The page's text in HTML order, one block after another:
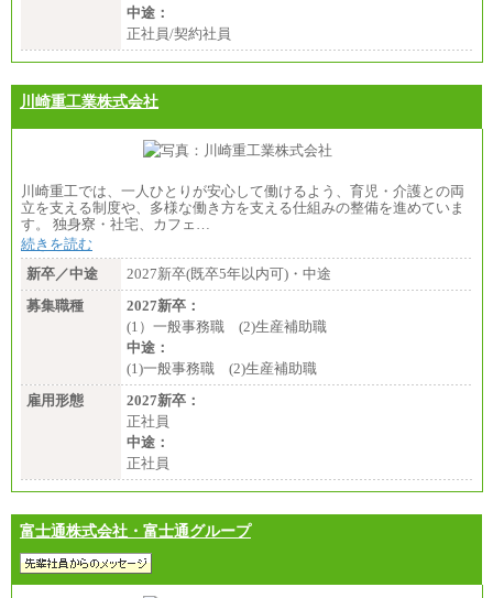
中途：
正社員/契約社員
川崎重工業株式会社
川崎重工では、一人ひとりが安心して働けるよう、育児・介護との両
立を支える制度や、多様な働き方を支える仕組みの整備を進めていま
す。 独身寮・社宅、カフェ…
続きを読む
新卒／中途
2027新卒(既卒5年以内可)・中途
募集職種
2027新卒：
(1）一般事務職 (2)生産補助職
中途：
(1)一般事務職 (2)生産補助職
雇用形態
2027新卒：
正社員
中途：
正社員
富士通株式会社・富士通グループ